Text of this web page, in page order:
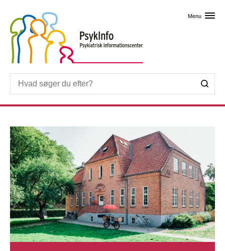
Menu